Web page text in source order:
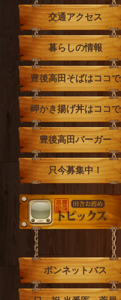
交通アクセス
暮らしの情報
豊後高田そばはココで
岬かき揚げ丼はココで
豊後高田バーガー
只今募集中！
ボンネットバス